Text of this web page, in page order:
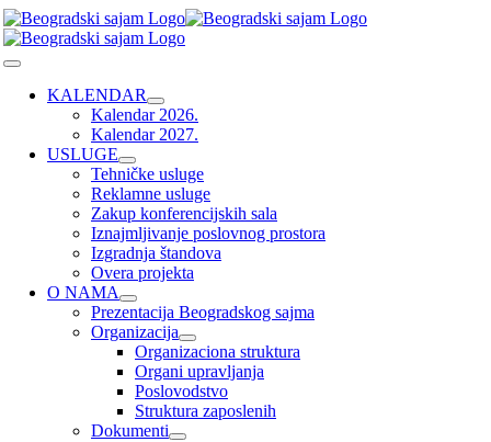
Skip
to
content
Toggle
NavigationKALENDAR
Kalendar 2026.
Kalendar 2027.
USLUGE
Tehničke usluge
Reklamne usluge
Zakup konferencijskih sala
Iznajmljivanje poslovnog prostora
Izgradnja štandova
Overa projekta
O NAMA
Prezentacija Beogradskog sajma
Organizacija
Organizaciona struktura
Organi upravljanja
Poslovodstvo
Struktura zaposlenih
Dokumenti